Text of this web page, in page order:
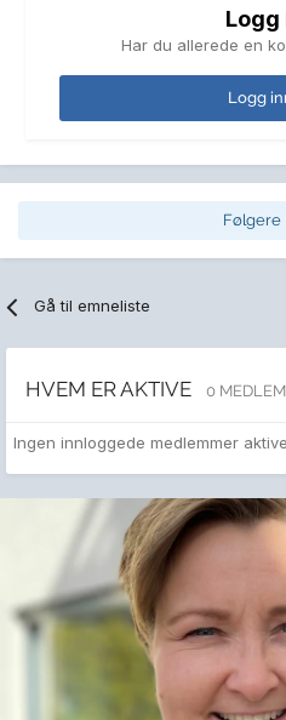
Logg
Har du allerede en
Logg
Følgere
Gå til emneliste
HVEM ER AKTIVE 0
Ingen innloggede medlemmer aktive